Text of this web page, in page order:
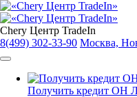
Chery Центр TradeIn
8(499) 302-33-90 Москва,
Получить кредит ОН